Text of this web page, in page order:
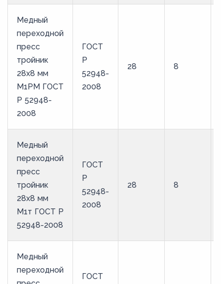
Медный
переходной
пресс
тройник
28х8 мм
М1РМ ГОСТ
Р 52948-
2008
ГОСТ
Р
52948-
2008
28 8
Медный
переходной
пресс
тройник
28х8 мм
М1т ГОСТ Р
52948-2008
ГОСТ
Р
52948-
2008
28 8
Медный
переходной
ГОСТ